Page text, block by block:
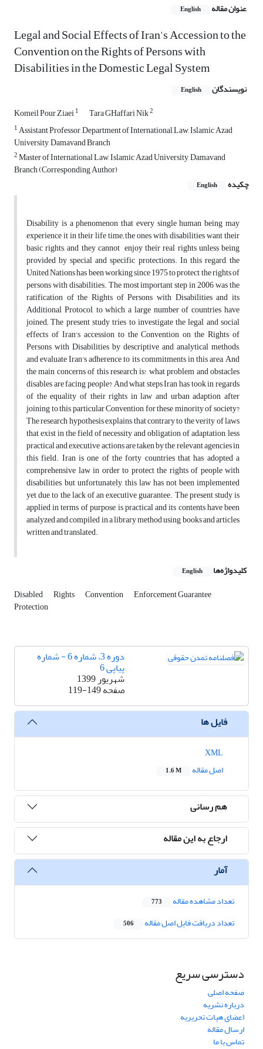
عنوان مقاله English
Legal and Social Effects of Iran's Accession to the
Convention on the Rights of Persons with
Disabilities in the Domestic Legal System
نویسندگان English
Komeil Pour Ziaei1 Tara GHaffari Nik2
1Assistant Professor, Department of International Law, Islamic Azad
University, Damavand Branch
2Master of International Law, Islamic Azad University, Damavand
Branch (Corresponding Author)
چکیده
English
Disability is a phenomenon that every single human being may
experience it in their life time; the ones with disabilities want their
basic rights, and they cannot enjoy their real rights unless being
provided by special and specific protections. In this regard, the
United Nations has been working since 1975 to protect the rights of
persons with disabilities. The most important step in 2006 was the
ratification of the Rights of Persons with Disabilities and its
Additional Protocol, to which a large number of countries have
joined; The present study tries to investigate the legal and social
effects of Iran's accession to the Convention on the Rights of
Persons with Disabilities by descriptive and analytical methods,
and evaluate Iran's adherence to its commitments in this area, And
the main concerns of this research is: what problem and obstacles
disables are facing people? And what steps Iran has took in regards
of the equality of their rights in law and urban adaption after
joining to this particular Convention for these minority of society?
The research hypothesis explains that contrary to the verity of laws
that exist in the field of necessity and obligation of adaptation, less
practical and executive actions are taken by the relevant agencies in
this field. Iran is one of the forty countries that has adopted a
comprehensive law in order to protect the rights of people with
disabilities, but unfortunately, this law has not been implemented
yet due to the lack of an executive guarantee. The present study is
applied in terms of purpose, is practical and its contents have been
analyzed and compiled in a library method using books and articles
written and translated.
کلیدواژه‌ها English
Disabled Rights Convention Enforcement Guarantee
Protection
دوره 3، شماره 6 - شماره
پیاپی 6
شهریور 1399
صفحه119-149
فایل ها
اصل مقاله
1.6 M
هم رسانی
ارجاع به این مقاله
آمار
تعداد مشاهده مقاله 773
تعداد دریافت فایل اصل مقاله 506
دسترسی سریع
صفحه اصلی
درباره نشریه
اعضای هیات تحریریه
ارسال مقاله
تماس با ما